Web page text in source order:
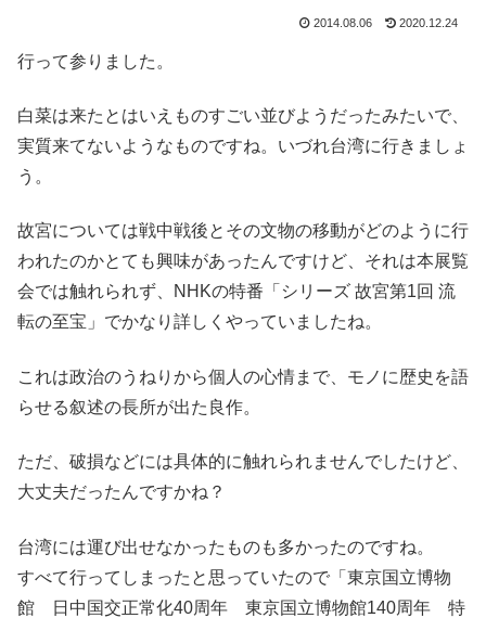
2014.08.06 2020.12.24
行って参りました。
白菜は来たとはいえものすごい並びようだったみたいで、
実質来てないようなものですね。いづれ台湾に行きましょ
う。
故宮については戦中戦後とその文物の移動がどのように行
われたのかとても興味があったんですけど、それは本展覧
会では触れられず、NHKの特番「シリーズ 故宮第1回 流
転の至宝」でかなり詳しくやっていましたね。
これは政治のうねりから個人の心情まで、モノに歴史を語
らせる叙述の長所が出た良作。
ただ、破損などには具体的に触れられませんでしたけど、
大丈夫だったんですかね？
台湾には運び出せなかったものも多かったのですね。
すべて行ってしまったと思っていたので「東京国立博物
館 日中国交正常化40周年 東京国立博物館140周年 特